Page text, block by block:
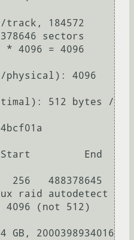
track, 184572
sectors
4096 = 4096
4096
512 bytes /
488378645
raid autodetect
(not 512)
2000398934016